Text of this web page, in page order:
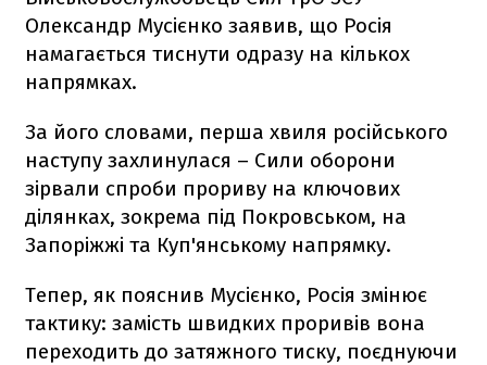
Олександр Мусієнко заявив, що Росія
намагається тиснути одразу на кількох
напрямках.
За його словами, перша хвиля російського
наступу захлинулася – Сили оборони
зірвали спроби прориву на ключових
ділянках, зокрема під Покровськом, на
Запоріжжі та Куп'янському напрямку.
Тепер, як пояснив Мусієнко, Росія змінює
тактику: замість швидких проривів вона
переходить до затяжного тиску, поєднуючи